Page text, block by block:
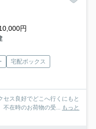
円
宅配ボックス
ス良好でどこへ行くにもと
不在時のお荷物の受... もっと